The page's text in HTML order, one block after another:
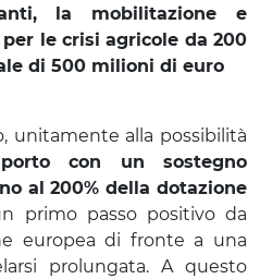
la mobilitazione e
le crisi agricole da 200
di 500 milioni di euro
unitamente alla possibilità
con un sostegno
al 200% della dotazione
primo passo positivo da
europea di fronte a una
prolungata. A questo